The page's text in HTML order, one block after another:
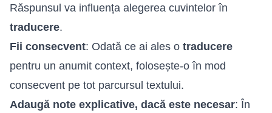
Răspunsul va influența alegerea cuvintelor în
traducere.
Fii consecvent: Odată ce ai ales o traducere
pentru un anumit context, folosește-o în mod
consecvent pe tot parcursul textului.
Adaugă note explicative, dacă este necesar: În